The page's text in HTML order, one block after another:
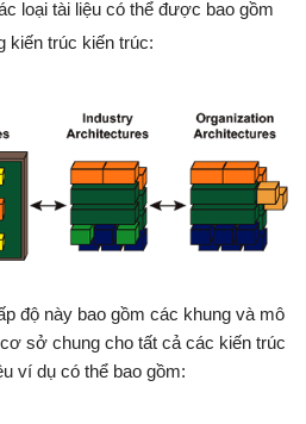
loại tài liệu có thể được bao gồm
kiến trúc kiến trúc:
độ này bao gồm các khung và mô
sở chung cho tất cả các kiến trúc
ví dụ có thể bao gồm: